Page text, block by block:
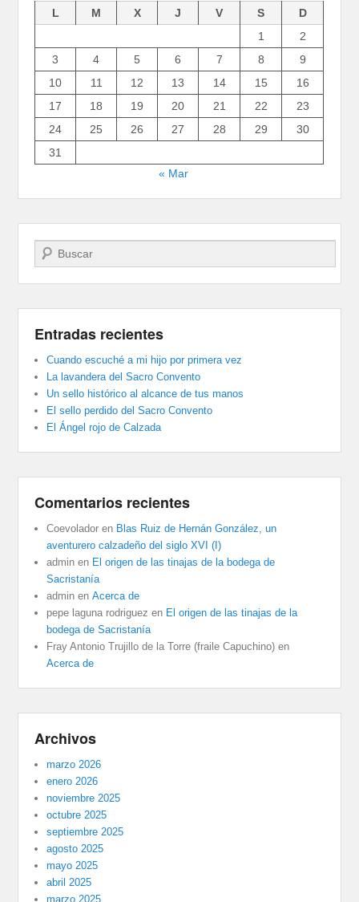
L M X J V S
D
1
2
3
4 5 6 7 8
9
10
11 12 13 14 15
16
17
18 19 20 21 22
23
24
25 26 27 28 29
30
31
« Mar
Buscar
Entradas recientes
Cuando escuché a mi hijo por primera vez
La lavandera del Sacro Convento
Un sello histórico al alcance de tus manos
El sello perdido del Sacro Convento
El Ángel rojo de Calzada
Comentarios recientes
Coevolador en Blas Ruiz de Hernán González, un
aventurero calzadeño del siglo XVI (I)
admin en El origen de las tinajas de la bodega de
Sacristanía
admin enAcerca de
pepe laguna rodriguez en El origen de las tinajas de la
bodega de Sacristanía
Fray Antonio Trujillo de la Torre (fraile Capuchino) en
Acerca de
Archivos
marzo 2026
enero 2026
noviembre 2025
octubre 2025
septiembre 2025
agosto 2025
mayo 2025
abril 2025
marzo 2025